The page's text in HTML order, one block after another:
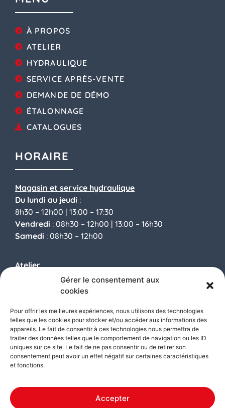
Gérer le consentement aux
cookies
Pour offrir les meilleures expériences, nous utilisons des technologies
telles que les cookies pour stocker et/ou accéder aux informations des
appareils. Le fait de consentir à ces technologies nous permettra de
traiter des données telles que le comportement de navigation ou les ID
uniques sur ce site. Le fait de ne pas consentir ou de retirer son
consentement peut avoir un effet négatif sur certaines caractéristiques
et fonctions.
Accepter
À PROPOS
ATELIER
HYDRAULIQUE
SERVICE APRÈS-VENTE
DEMANDE DE DÉMO
ÉTALONNAGE
CATALOGUES
HORAIRE
Magasin et service hydraulique
Du lundi au jeudi :
8h30 – 12h00 | 13:00 – 17:30
Vendredi : 08h30 – 12h00 | 13:00 – 16h30
Samedi : 08h30 – 12h00
Atelier
Du lundi au jeudi:
8h30 – 12h00 |13:00 – 17:30
Samedi: FERMÉ
Contactez-nous